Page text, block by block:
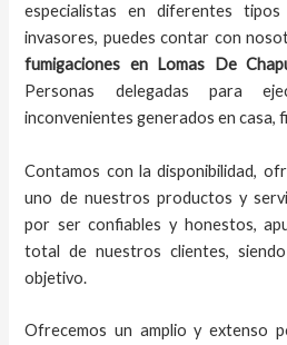
especialistas en diferentes
invasores, puedes contar con
fumigaciones en Lomas De
Personas delegadas para
inconvenientes generados en casa,
Contamos con la disponibilidad,
uno de nuestros productos y
por ser confiables y honestos,
total de nuestros clientes,
objetivo.
Ofrecemos un amplio y extenso